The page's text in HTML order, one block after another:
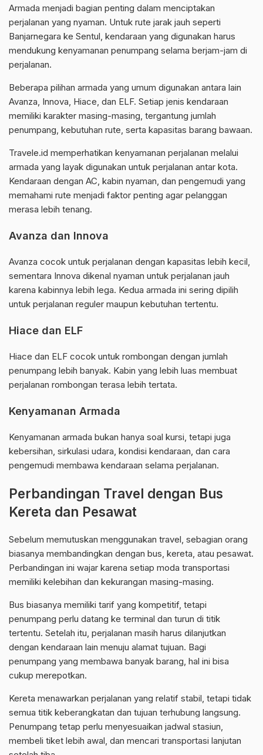
Armada menjadi bagian penting dalam menciptakan
perjalanan yang nyaman. Untuk rute jarak jauh seperti
Banjarnegara ke Sentul, kendaraan yang digunakan harus
mendukung kenyamanan penumpang selama berjam-jam di
perjalanan.
Beberapa pilihan armada yang umum digunakan antara lain
Avanza, Innova, Hiace, dan ELF. Setiap jenis kendaraan
memiliki karakter masing-masing, tergantung jumlah
penumpang, kebutuhan rute, serta kapasitas barang bawaan.
Travele.id memperhatikan kenyamanan perjalanan melalui
armada yang layak digunakan untuk perjalanan antar kota.
Kendaraan dengan AC, kabin nyaman, dan pengemudi yang
memahami rute menjadi faktor penting agar pelanggan
merasa lebih tenang.
Avanza dan Innova
Avanza cocok untuk perjalanan dengan kapasitas lebih kecil,
sementara Innova dikenal nyaman untuk perjalanan jauh
karena kabinnya lebih lega. Kedua armada ini sering dipilih
untuk perjalanan reguler maupun kebutuhan tertentu.
Hiace dan ELF
Hiace dan ELF cocok untuk rombongan dengan jumlah
penumpang lebih banyak. Kabin yang lebih luas membuat
perjalanan rombongan terasa lebih tertata.
Kenyamanan Armada
Kenyamanan armada bukan hanya soal kursi, tetapi juga
kebersihan, sirkulasi udara, kondisi kendaraan, dan cara
pengemudi membawa kendaraan selama perjalanan.
Perbandingan Travel dengan Bus
Kereta dan Pesawat
Sebelum memutuskan menggunakan travel, sebagian orang
biasanya membandingkan dengan bus, kereta, atau pesawat.
Perbandingan ini wajar karena setiap moda transportasi
memiliki kelebihan dan kekurangan masing-masing.
Bus biasanya memiliki tarif yang kompetitif, tetapi
penumpang perlu datang ke terminal dan turun di titik
tertentu. Setelah itu, perjalanan masih harus dilanjutkan
dengan kendaraan lain menuju alamat tujuan. Bagi
penumpang yang membawa banyak barang, hal ini bisa
cukup merepotkan.
Kereta menawarkan perjalanan yang relatif stabil, tetapi tidak
semua titik keberangkatan dan tujuan terhubung langsung.
Penumpang tetap perlu menyesuaikan jadwal stasiun,
membeli tiket lebih awal, dan mencari transportasi lanjutan